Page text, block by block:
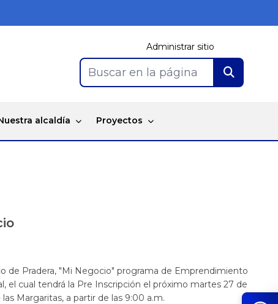
Administrar sitio
Buscar en la página
alcaldía Proyectos
de Pradera, "Mi Negocio" programa de Emprendimiento
el cual tendrá la Pre Inscripción el próximo martes 27 de
Margaritas, a partir de las 9:00 a.m.